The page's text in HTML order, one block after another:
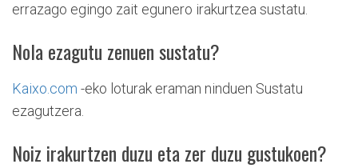
errazago egingo zait egunero irakurtzea sustatu.
Nola ezagutu zenuen sustatu?
Kaixo.com -eko loturak eraman ninduen Sustatu
ezagutzera.
Noiz irakurtzen duzu eta zer duzu gustukoen?